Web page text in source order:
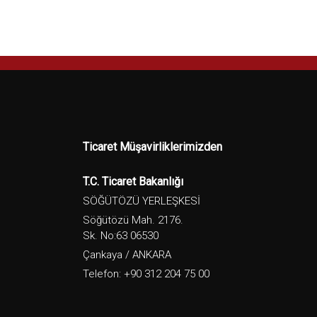
Ticaret Müşavirliklerimizden
T.C. Ticaret Bakanlığı
SÖĞÜTÖZÜ YERLEŞKESİ
Söğütözü Mah. 2176.
Sk. No:63 06530
Çankaya / ANKARA
Telefon: +90 312 204 75 00